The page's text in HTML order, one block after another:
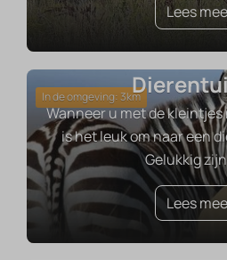
Lees
In de omgeving: 3km
Wanneer u met de kleintjes
is het leuk om naar een
Gelukkig
Lees